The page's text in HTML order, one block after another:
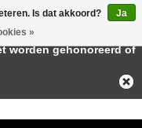
Is dat akkoord?
Ja
»
winkel is in aanbouw.
worden gehonoreerd of